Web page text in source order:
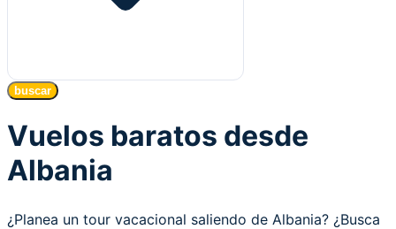
buscar
Vuelos baratos desde
Albania
¿Planea un tour vacacional saliendo de Albania? ¿Busca